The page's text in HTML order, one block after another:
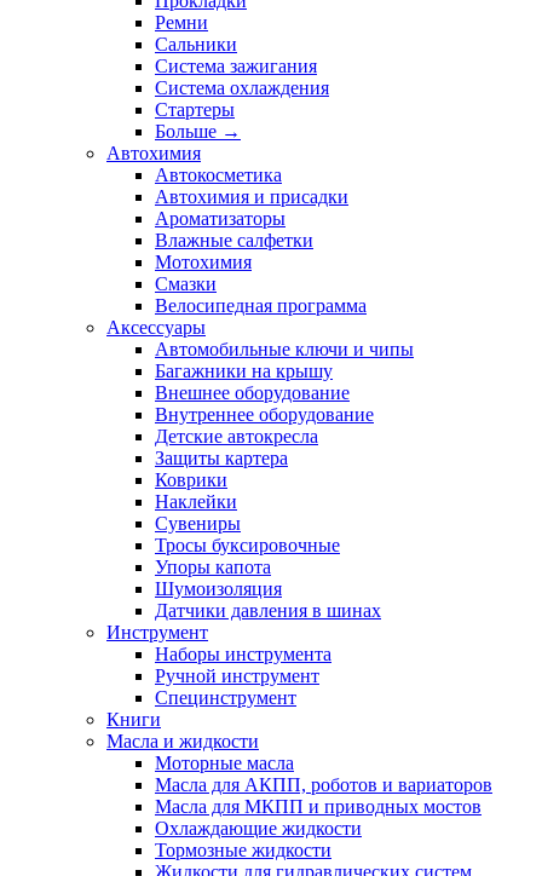
Ремни
Сальники
Система зажигания
Система охлаждения
Стартеры
Больше →
Автохимия
Автокосметика
Автохимия и присадки
Ароматизаторы
Влажные салфетки
Мотохимия
Смазки
Велосипедная программа
Аксессуары
Автомобильные ключи и чипы
Багажники на крышу
Внешнее оборудование
Внутреннее оборудование
Детские автокресла
Защиты картера
Коврики
Наклейки
Сувениры
Тросы буксировочные
Упоры капота
Шумоизоляция
Датчики давления в шинах
Инструмент
Наборы инструмента
Ручной инструмент
Специнструмент
Книги
Масла и жидкости
Моторные масла
Масла для АКПП, роботов и вариаторов
Масла для МКПП и приводных мостов
Охлаждающие жидкости
Тормозные жидкости
Жидкости для гидравлических систем